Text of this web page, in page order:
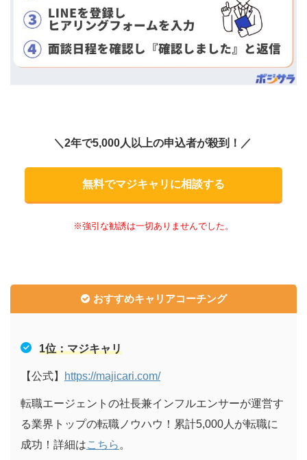
＼2年で5,000人以上の申込者が殺到！／
無料でマジキャリに相談する
※強引な勧誘は一切ありませんでした。
おすすめキャリアコーチング
1位：マジキャリ
【公式】 https://majicari.com/
転職エージェントの社長兼インフルエンサーが運営す
る業界トップの転職ノウハウ！累計5,000人が転職に
成功！詳細はこちら 。